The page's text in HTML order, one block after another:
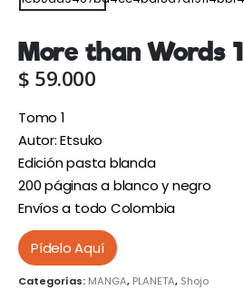
More than Words 1
$ 59.000
Tomo 1
Autor: Etsuko
Edición pasta blanda
200 páginas a blanco y negro
Envíos a todo Colombia
Pídelo Aquí
Categorías: MANGA, PLANETA, Shojo